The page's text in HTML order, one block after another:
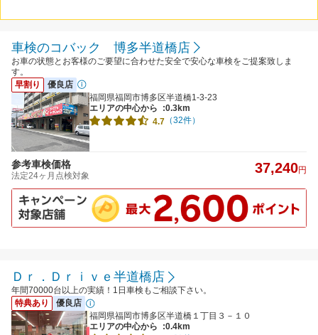
車検のコバック 博多半道橋店
お車の状態とお客様のご要望に合わせた安全で安心な車検をご提案致しま
す。
早割り
優良店
福岡県福岡市博多区半道橋1-3-23
エリアの中心から
:0.3km
4.7 （32件）
参考車検価格
法定24ヶ月点検対象 37,240円
Ｄｒ．Ｄｒｉｖｅ半道橋店
年間70000台以上の実績！1日車検もご相談下さい。
特典あり
優良店
福岡県福岡市博多区半道橋１丁目３－１０
エリアの中心から
:0.4km